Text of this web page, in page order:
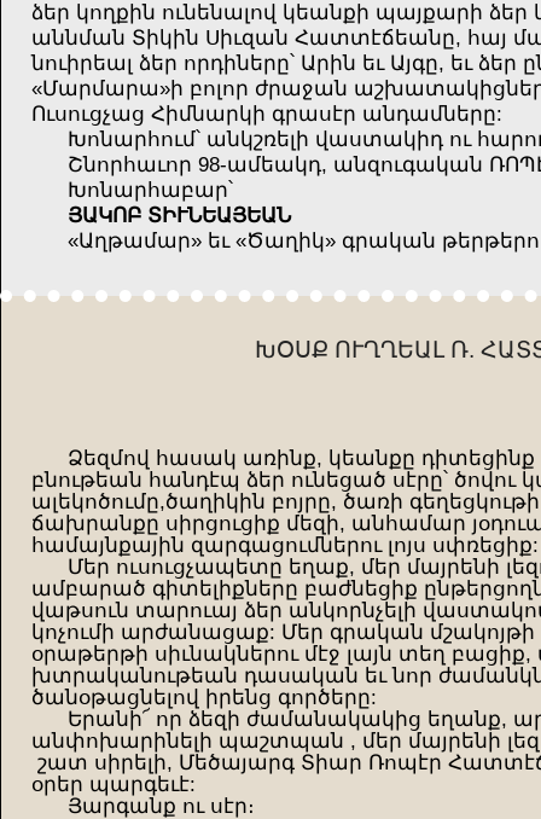
ձեր կողքին ունենալով կեանքի պայքարի
աննման Տիկին Սիւզան Հատտէճեանը, հայ
նուիրեալ ձեր որդիները՝ Արին եւ Այգը, եւ
«Մարմարա»ի բոլոր ժրաջան աշխատակիցներն
Ուսուցչաց Հիմնարկի գրասէր անդամները:
Խոնարհում՝ անկշռելի վաստակիդ ու
Շնորհաւոր 98-ամեակդ, անզուգական
Խոնարհաբար՝
ՅԱԿՈԲ ՏԻՒՆԵԱՅԵԱՆ
«Աղթամար» եւ «Ծաղիկ» գրական
ԽՕՍՔ ՈՒՂՂԵԱԼ Ռ.
Ձեզմով հասակ առինք, կեանքը դիտեցինք
բնութեան հանդէպ ձեր ունեցած սէրը՝ ծովու
ալեկոծումը,ծաղիկին բոյրը, ծառի
ճախրանքը սիրցուցիք մեզի, անհամար
համայնքային զարգացումներու լոյս սփռեցիք:
Մեր ուսուցչապետը եղաք, մեր մայրենի
ամբարած գիտելիքները բաժնեցիք
վաթսուն տարուայ ձեր անկորնչելի
կոչումի արժանացաք: Մեր գրական
օրաթերթի սիւնակներու մէջ լայն տեղ
խտրականութեան դասական եւ նոր
ծանօթացնելով իրենց գործերը:
Երանի՜ որ ձեզի ժամանակակից եղանք,
անփոխարինելի պաշտպան , մեր մայրենի
շատ սիրելի, Մեծայարգ Տիար Ռոպէր
օրեր պարգեւէ:
Յարգանք ու սէր։